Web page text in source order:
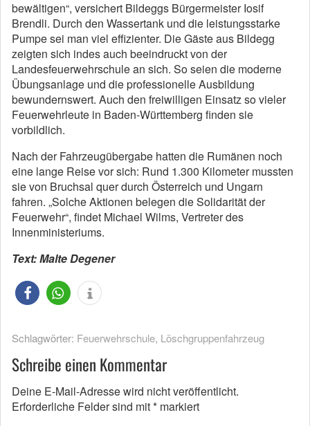
bewältigen“, versichert Bildeggs Bürgermeister Iosif
Brendli. Durch den Wassertank und die leistungsstarke
Pumpe sei man viel effizienter. Die Gäste aus Bildegg
zeigten sich indes auch beeindruckt von der
Landesfeuerwehrschule an sich. So seien die moderne
Übungsanlage und die professionelle Ausbildung
bewundernswert. Auch den freiwilligen Einsatz so vieler
Feuerwehrleute in Baden-Württemberg finden sie
vorbildlich.
Nach der Fahrzeugübergabe hatten die Rumänen noch
eine lange Reise vor sich: Rund 1.300 Kilometer mussten
sie von Bruchsal quer durch Österreich und Ungarn
fahren. „Solche Aktionen belegen die Solidarität der
Feuerwehr“, findet Michael Wilms, Vertreter des
Innenministeriums.
Text: Malte Degener
Schlagwörter: Feuerwehrschule, Löschgruppenfahrzeug
Schreibe einen Kommentar
Deine E-Mail-Adresse wird nicht veröffentlicht.
Erforderliche Felder sind mit* markiert